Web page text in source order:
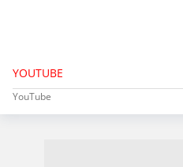
YOUTUBE
YouTube